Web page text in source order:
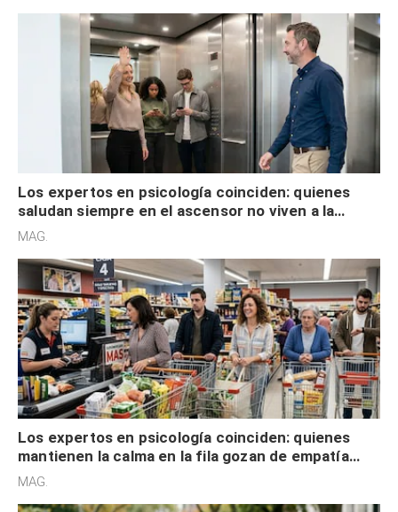
Los expertos en psicología coinciden: quienes
saludan siempre en el ascensor no viven a la
defensiva y tienen apertura social
MAG.
Los expertos en psicología coinciden: quienes
mantienen la calma en la fila gozan de empatía
cognitiva, gratitud y no solo tienen autocontrol
MAG.